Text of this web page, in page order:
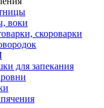
воки
скороварки
для запекания